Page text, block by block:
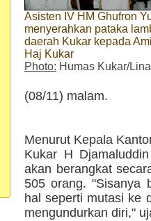
Asisten IV HM Ghufron
menyerahkan pataka
daerah Kukar kepada
Haj Kukar
Photo: Humas Kukar/Lina
(08/11) malam.
Menurut Kepala
Kukar H
akan berangkat
505 orang. "Sisanya
hal seperti mutasi ke
mengundurkan diri,"